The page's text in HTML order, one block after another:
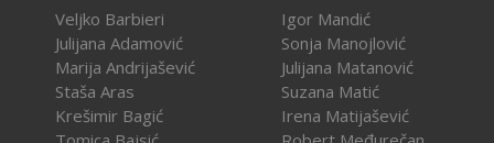
Veljko Barbieri
Julijana Adamović
Marija Andrijašević
Staša Aras
Krešimir Bagić
Igor Mandić
Sonja Manojlović
Julijana Matanović
Suzana Matić
Irena Matijašević